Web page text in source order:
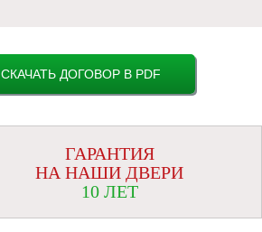
СКАЧАТЬ ДОГОВОР В PDF
ГАРАНТИЯ
НА НАШИ ДВЕРИ
10 ЛЕТ